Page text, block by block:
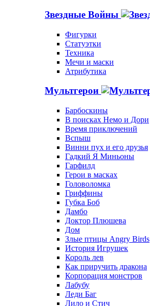
Звездные Войны
Фигурки
Статуэтки
Техника
Мечи и маски
Атрибутика
Мультгерои
Барбоскины
В поисках Немо и Дори
Время приключений
Вспыш
Винни пух и его друзья
Гадкий Я Миньоны
Гарфилд
Герои в масках
Головоломка
Гриффины
Губка Боб
Дамбо
Доктор Плюшева
Дом
Злые птицы Angry Birds
История Игрушек
Король лев
Как приручить дракона
Корпорация монстров
Лабубу
Леди Баг
Лило и Стич